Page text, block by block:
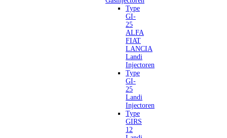
Type
GI-
25
ALFA
FIAT
LANCIA
Landi
Injectoren
Type
GI-
25
Landi
Injectoren
Type
GIRS
12